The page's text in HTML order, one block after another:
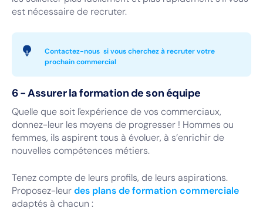
est nécessaire de recruter.
Contactez-nous si vous cherchez à recruter votre
prochain commercial
6 - Assurer la formation de son équipe
Quelle que soit l'expérience de vos commerciaux,
donnez-leur les moyens de progresser ! Hommes ou
femmes, ils aspirent tous à évoluer, à s’enrichir de
nouvelles compétences métiers.
Tenez compte de leurs profils, de leurs aspirations.
Proposez-leurdes plans de formation commerciale
adaptés à chacun :